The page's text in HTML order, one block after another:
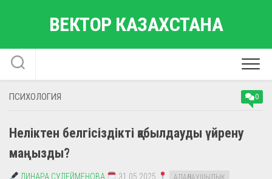
ВЕКТОР КАЗАХСТАНА
ПСИХОЛОГИЯ 0
Неліктен белгісіздікті қабылдауды үйрену
маңызды?
ДИНАРА СУЛЕЙМЕНОВА 31.05.2025
АЛАҢДАУШЫЛЫҚ